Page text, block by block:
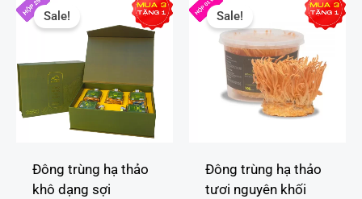
Sale!
Đông trùng hạ thảo
khô dạng sợi
gốc
là:
2,000,000VNĐ.
hiện
tại
là:
1,950,000VNĐ.
Sale!
Đông trùng hạ thảo
tươi nguyên khối
400,000VNĐ.
là:
390,000VNĐ.